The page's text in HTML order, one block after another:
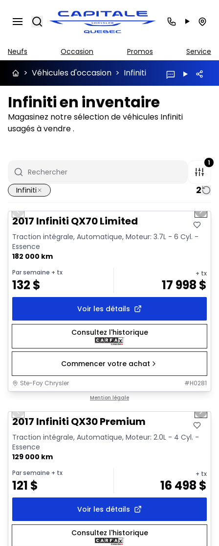
Search
Neufs Occasion Promos Service
> Véhicules d'occasion > Infiniti
Infiniti en inventaire
Magasinez notre sélection de véhicules Infiniti
usagés à vendre .
1
Infiniti 2
Très bonne offre
Previous slide Next
2017 Infiniti QX70 Limited
Traction intégrale, Automatique, Moteur: 3.7L - 6 Cyl. -
Essence
182 000 km
Par semaine + tx
132 $
+ tx
17 998 $
Voir les détails
Consultez l'historique
Commencer votre achat
Ste-Foy Chrysler #H0281
Mention légale
Previous slide Next
2017 Infiniti QX30 Premium
Traction intégrale, Automatique, Moteur: 2.0L - 4 Cyl. -
Essence
129 000 km
Par semaine + tx
121 $
+ tx
16 498 $
Voir les détails
Consultez l'historique